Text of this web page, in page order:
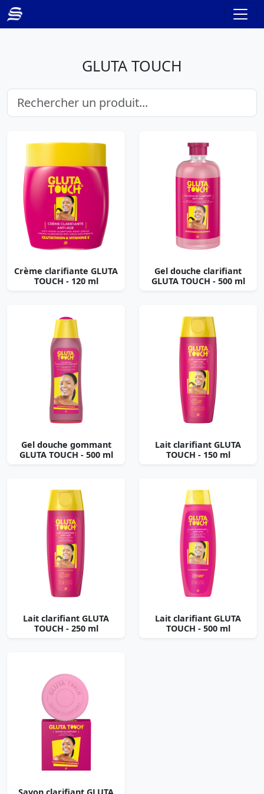
GLUTA TOUCH
Crème clarifiante GLUTA
TOUCH - 120 ml
Gel douche clarifiant
GLUTA TOUCH - 500 ml
Gel douche gommant
GLUTA TOUCH - 500 ml
Lait clarifiant GLUTA
TOUCH - 150 ml
Lait clarifiant GLUTA
TOUCH - 250 ml
Lait clarifiant GLUTA
TOUCH - 500 ml